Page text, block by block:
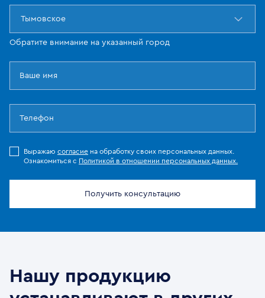
Тымовское
Обратите внимание на указанный город
Выражаю согласие на обработку своих персональных данных.
Ознакомиться с Политикой в отношении персональных данных.
Получить консультацию
Нашу продукцию